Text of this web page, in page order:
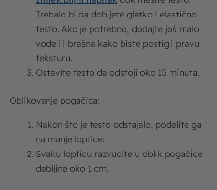
Trebalo bi da dobijete glatko i elastično
testo. Ako je potrebno, dodajte još malo
vode ili brašna kako biste postigli pravu
teksturu.
Ostavite testo da odstoji oko 15 minuta.
Oblikovanje pogačica:
Nakon što je testo odstajalo, podelite ga
na manje loptice.
Svaku lopticu razvucite u oblik pogačice
debljine oko 1 cm.